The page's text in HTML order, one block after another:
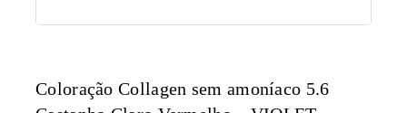
Coloração Collagen sem amoníaco 5.6